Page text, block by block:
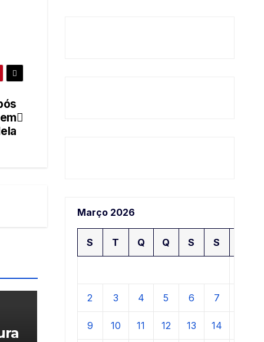
Março 2026
S T Q Q S S
2 3 4 5 6 7
9 10 11 12 13 14